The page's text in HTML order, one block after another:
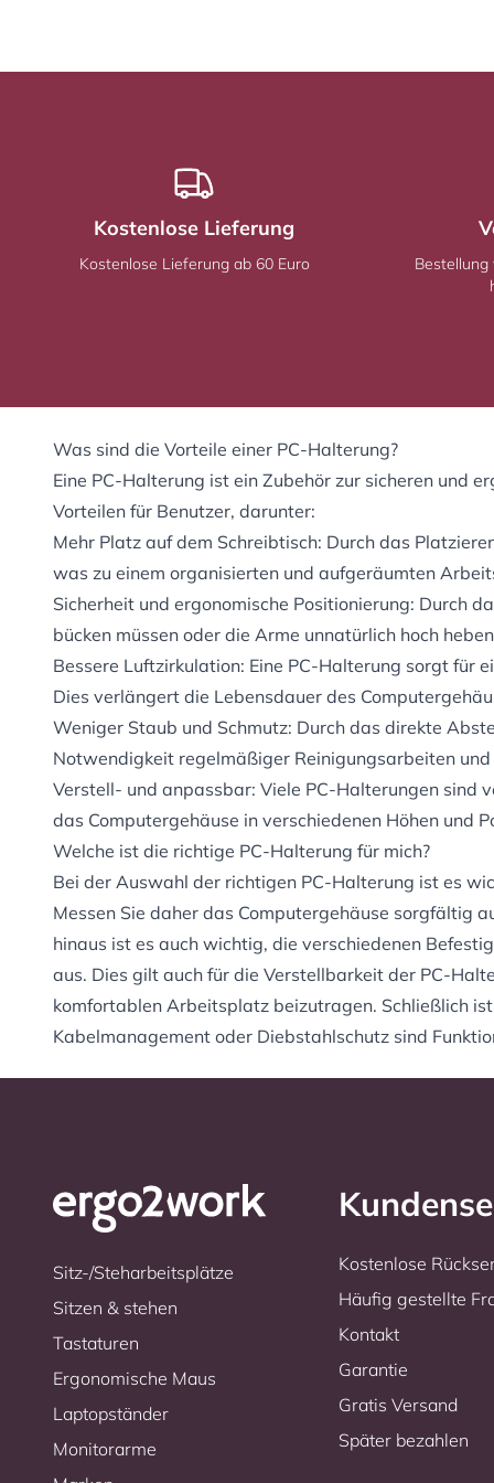
Kostenlose Lieferung
Kostenlose Lieferung ab 60 Euro
Bestellung
Was sind die Vorteile einer PC-Halterung?
Eine PC-Halterung ist ein Zubehör zur sicheren und
Vorteilen für Benutzer, darunter:
Mehr Platz auf dem Schreibtisch: Durch das
was zu einem organisierten und aufgeräumten
Sicherheit und ergonomische Positionierung: Durch
bücken müssen oder die Arme unnatürlich hoch
Bessere Luftzirkulation: Eine PC-Halterung sorgt für
Dies verlängert die Lebensdauer des
Weniger Staub und Schmutz: Durch das direkte
Notwendigkeit regelmäßiger Reinigungsarbeiten
Verstell- und anpassbar: Viele PC-Halterungen sind
das Computergehäuse in verschiedenen Höhen und
Welche ist die richtige PC-Halterung für mich?
Bei der Auswahl der richtigen PC-Halterung ist es
Messen Sie daher das Computergehäuse sorgfältig
hinaus ist es auch wichtig, die verschiedenen
aus. Dies gilt auch für die Verstellbarkeit der PC-
komfortablen Arbeitsplatz beizutragen. Schließlich
Kabelmanagement oder Diebstahlschutz sind
Sitz-/Steharbeitsplätze
Sitzen & stehen
Tastaturen
Ergonomische Maus
Laptopständer
Monitorarme
Kostenlose
Häufig gestellte
Kontakt
Garantie
Gratis Versand
Später bezahlen